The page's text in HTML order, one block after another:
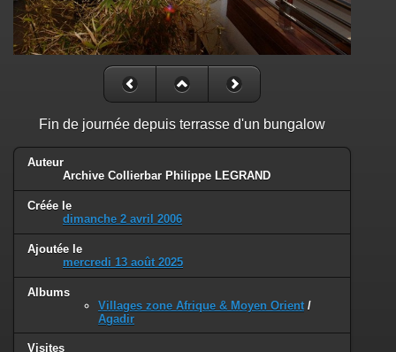
Fin de journée depuis terrasse d'un bungalow
Auteur
Archive Collierbar Philippe LEGRAND
Créée le
dimanche 2 avril 2006
Ajoutée le
mercredi 13 août 2025
Albums
Villages zone Afrique & Moyen Orient /
Agadir
Visites